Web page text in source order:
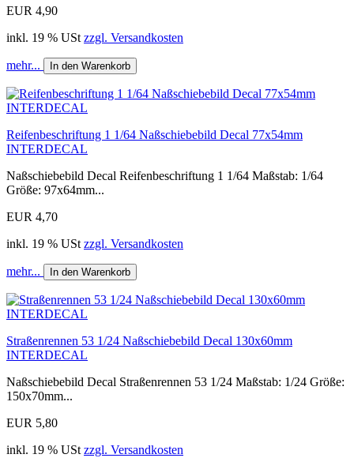
EUR 4,90
inkl. 19 % USt zzgl. Versandkosten
mehr... In den Warenkorb
Reifenbeschriftung 1 1/64 Naßschiebebild Decal 77x54mm
INTERDECAL
Naßschiebebild Decal Reifenbeschriftung 1 1/64 Maßstab: 1/64
Größe: 97x64mm...
EUR 4,70
inkl. 19 % USt zzgl. Versandkosten
mehr... In den Warenkorb
Straßenrennen 53 1/24 Naßschiebebild Decal 130x60mm
INTERDECAL
Naßschiebebild Decal Straßenrennen 53 1/24 Maßstab: 1/24 Größe:
150x70mm...
EUR 5,80
inkl. 19 % USt zzgl. Versandkosten